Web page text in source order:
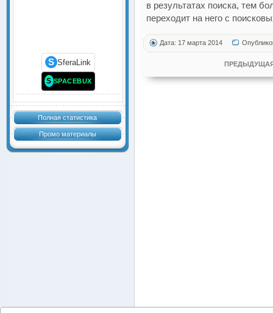
S SferaLink
S SPACEBUX
Полная статистика
Промо материалы
в результатах поиска, тем
переходит на него с
Дата: 17 марта 2014